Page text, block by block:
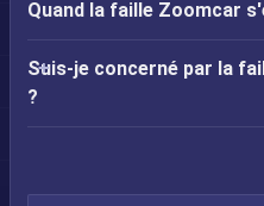
Quand la faille Zoomcar
Suis-je concerné par la
?